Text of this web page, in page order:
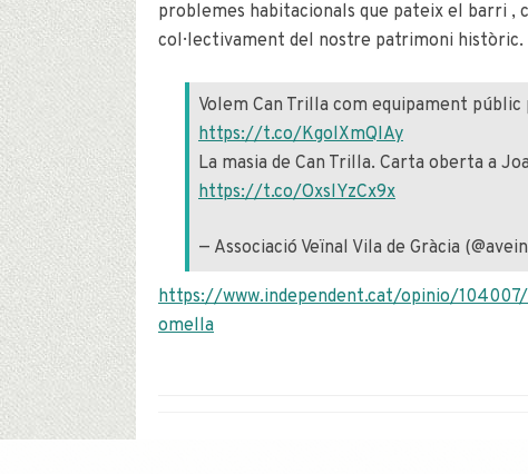
problemes habitacionals que pateix el barri
col·lectivament del nostre patrimoni històric.
Volem Can Trilla com equipament
https://t.co/KgolXmQIAy
La masia de Can Trilla. Carta oberta a
https://t.co/OxslYzCx9x
— Associació Veïnal Vila de Gràcia
https://www.independent.cat/opinio/
omella